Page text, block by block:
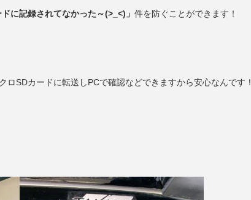
に記録されてなかった～(>_<)」 件を防ぐことができます！
ロSDカードに転送しPCで確認などできますから安心なんです！